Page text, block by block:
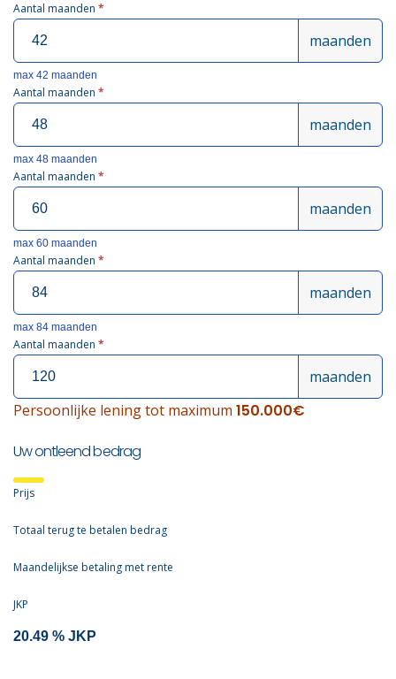
Aantal maanden *
maanden
max 42 maanden
Aantal maanden *
maanden
max 48 maanden
Aantal maanden *
maanden
max 60 maanden
Aantal maanden *
maanden
max 84 maanden
Aantal maanden *
maanden
Persoonlijke lening tot maximum 150.000€
Uw ontleend bedrag
Prijs
Totaal terug te betalen bedrag
Maandelijkse betaling met rente
JKP